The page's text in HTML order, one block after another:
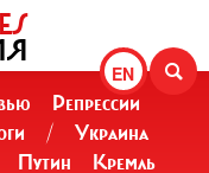
EN
Репрессии
/
Украина
Путин
Кремль